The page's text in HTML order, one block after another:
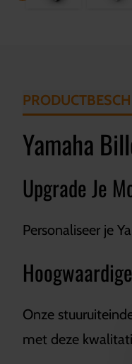
Yamaha
Upgrade Je
Personaliseer je
Onze
met deze